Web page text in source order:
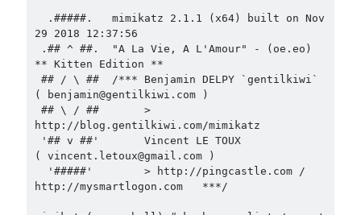
Etiketler
Abstract apache
AS-REP Roasting ASREPRoast
base class buffer overflow c#
29 2018 12:37:56
** Kitten Edition **
(
benjamin@gentilkiwi.com )
http://blog.gentilkiwi.com/mimikatz
( vincent.letoux@gmail.com )
http://mysmartlogon.com   ***/